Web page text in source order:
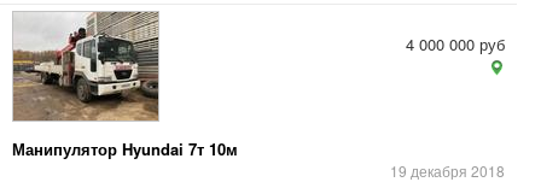
Манипулятор Hyundai 7т 10м
19 декабря 2018
4 000 000 руб